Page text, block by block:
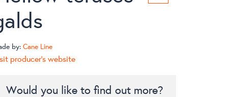
Add
by: Cane Line
producer's website
Would you like to find out more?